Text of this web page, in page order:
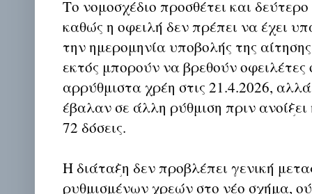
Το νομοσχέδιο προσθέτει και
καθώς η οφειλή δεν πρέπει να έχει
την ημερομηνία υποβολής της
εκτός μπορούν να βρεθούν οφειλέτες
αρρύθμιστα χρέη στις 21.4.2026,
έβαλαν σε άλλη ρύθμιση πριν ανοίξει
72 δόσεις.
Η διάταξη δεν προβλέπει γενική
ρυθμισμένων χρεών στο νέο σχήμα,